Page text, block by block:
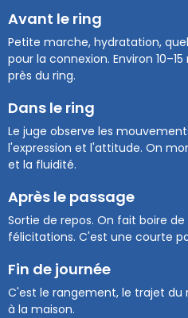
Avant le ring
Petite marche, hydratation,
pour la connexion. Environ
près du ring.
Dans le ring
Le juge observe les
l'expression et l'attitude. On
et la fluidité.
Après le passage
Sortie de repos. On fait boire
félicitations. C'est une courte
Fin de journée
C'est le rangement, le trajet
à la maison.